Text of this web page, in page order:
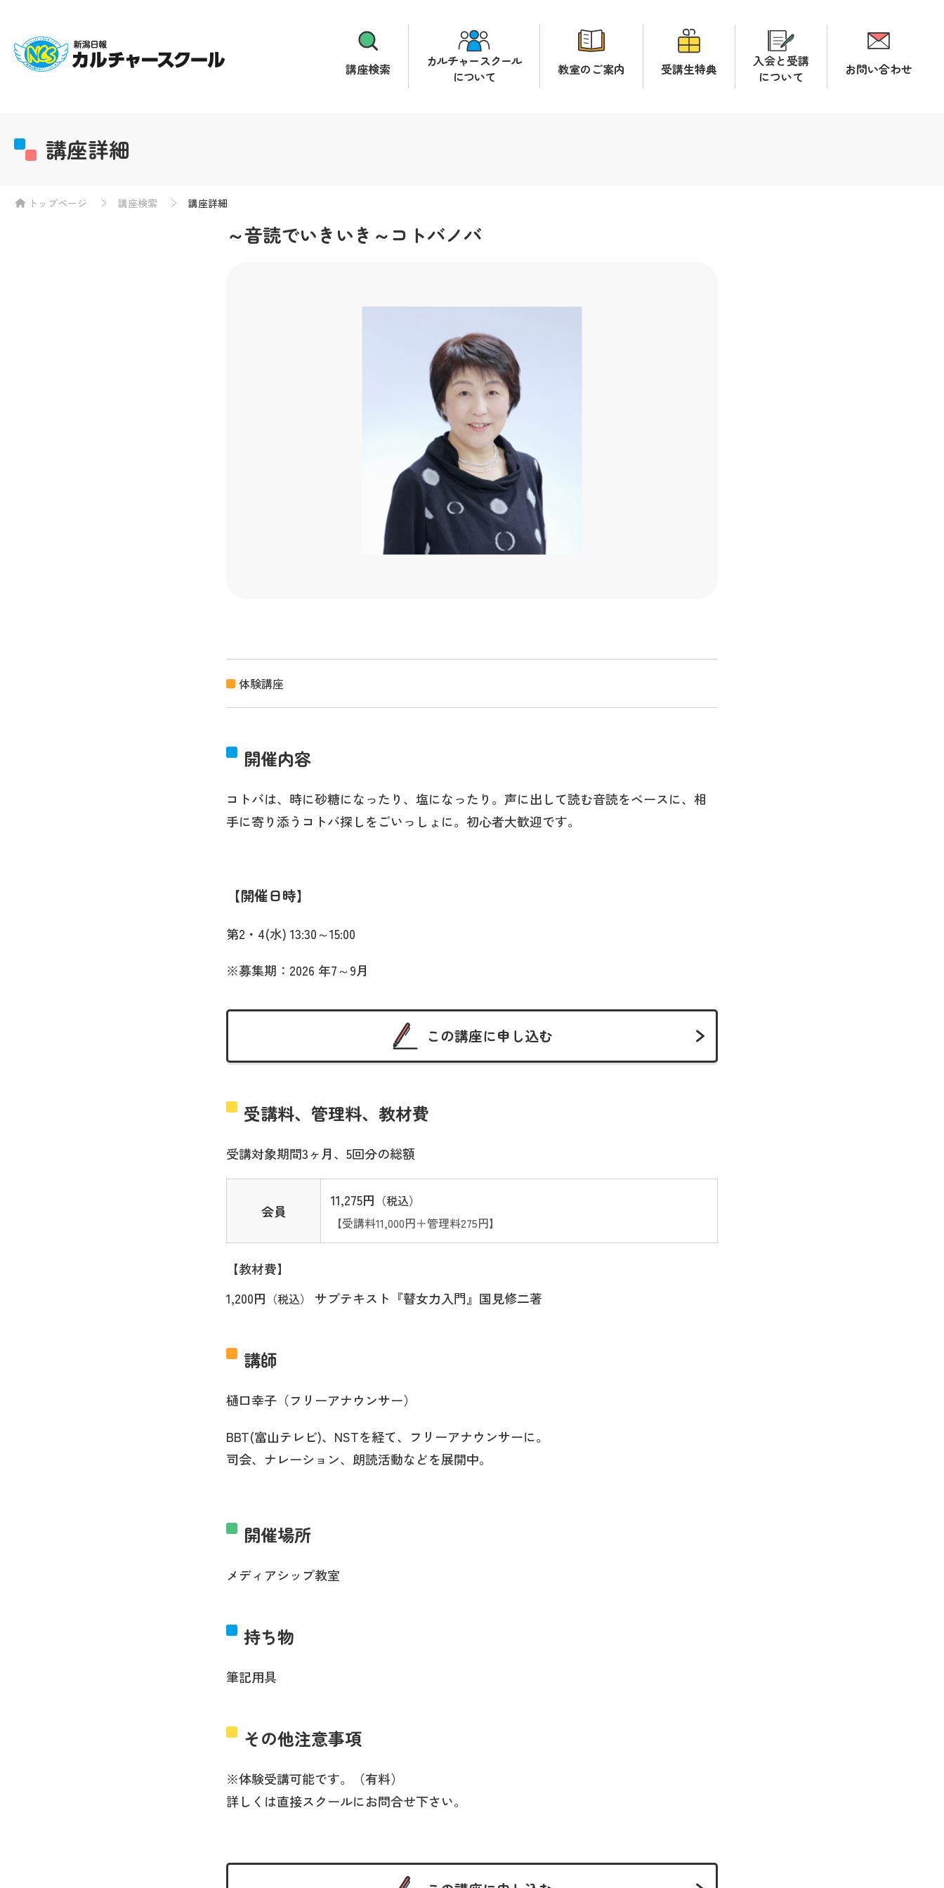
講座検索
カルチャースクール
について
教室のご案内 受講生特典
入会と受講
について
お問い合わせ
講座詳細
トップページ 講座検索 講座詳細
～音読でいきいき～コトバノバ
体験講座
開催内容
コトバは、時に砂糖になったり、塩になったり。声に出して読む音読をベースに、相
手に寄り添うコトバ探しをごいっしょに。初心者大歓迎です。
開催日時
第2・4(水) 13:30～15:00
※募集期：2026 年7～9月
この講座に申し込む
受講料、管理料、教材費
受講対象期間3ヶ月、5回分の総額
会員
11,275円 （税込）
【受講料11,000円＋管理料275円】
【教材費】
1,200円 （税込） サブテキスト『瞽女力入門』国見修二著
講師
樋口幸子（フリーアナウンサー）
BBT(富山テレビ)、NSTを経て、フリーアナウンサーに。
司会、ナレーション、朗読活動などを展開中。
開催場所
メディアシップ教室
持ち物
筆記用具
その他注意事項
※体験受講可能です。（有料）
詳しくは直接スクールにお問合せ下さい。